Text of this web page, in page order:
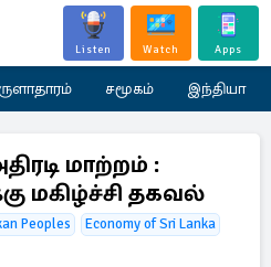
Listen Watch Apps
சமூகம் இந்தியா
மாற்றம் :
மகிழ்ச்சி தகவல்
Peoples
Economy of Sri Lanka